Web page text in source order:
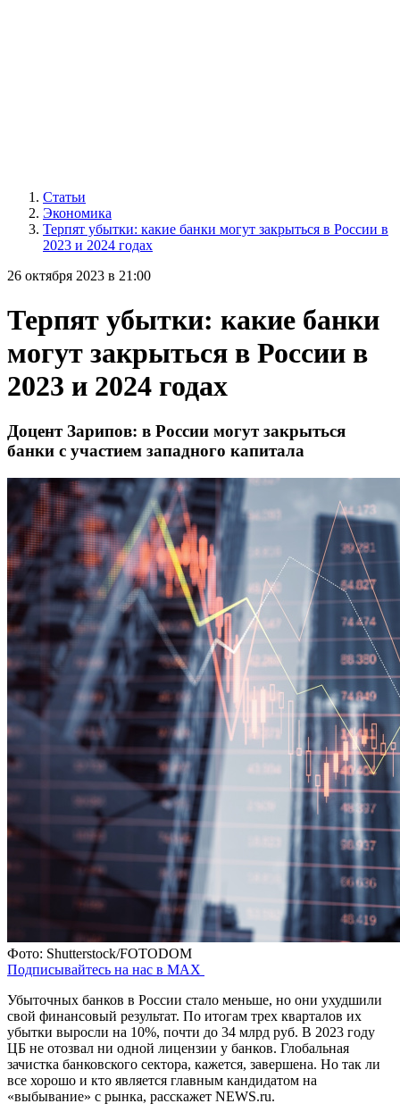
Статьи
Экономика
Терпят убытки: какие банки могут закрыться в России в
2023 и 2024 годах
26 октября 2023 в 21:00
Терпят убытки: какие банки
могут закрыться в России в
2023 и 2024 годах
Доцент Зарипов: в России могут закрыться
банки с участием западного капитала
Фото: Shutterstock/FOTODOM
Подписывайтесь на нас в MAX
Убыточных банков в России стало меньше, но они ухудшили
свой финансовый результат. По итогам трех кварталов их
убытки выросли на 10%, почти до 34 млрд руб. В 2023 году
ЦБ не отозвал ни одной лицензии у банков. Глобальная
зачистка банковского сектора, кажется, завершена. Но так ли
все хорошо и кто является главным кандидатом на
«выбывание» с рынка, расскажет NEWS.ru.